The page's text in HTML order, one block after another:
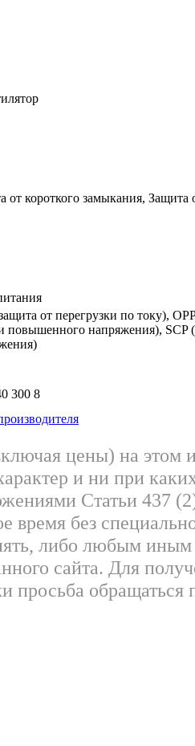
от короткого замыкания, Защита
от перегрузки по току),
повышенного напряжения), SCP
300 8
цены) на этом
и ни при
Статьи 437
время без
либо любым
сайта. Для
просьба